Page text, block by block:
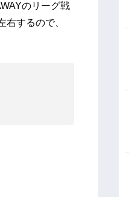
のリーグ戦
するので、